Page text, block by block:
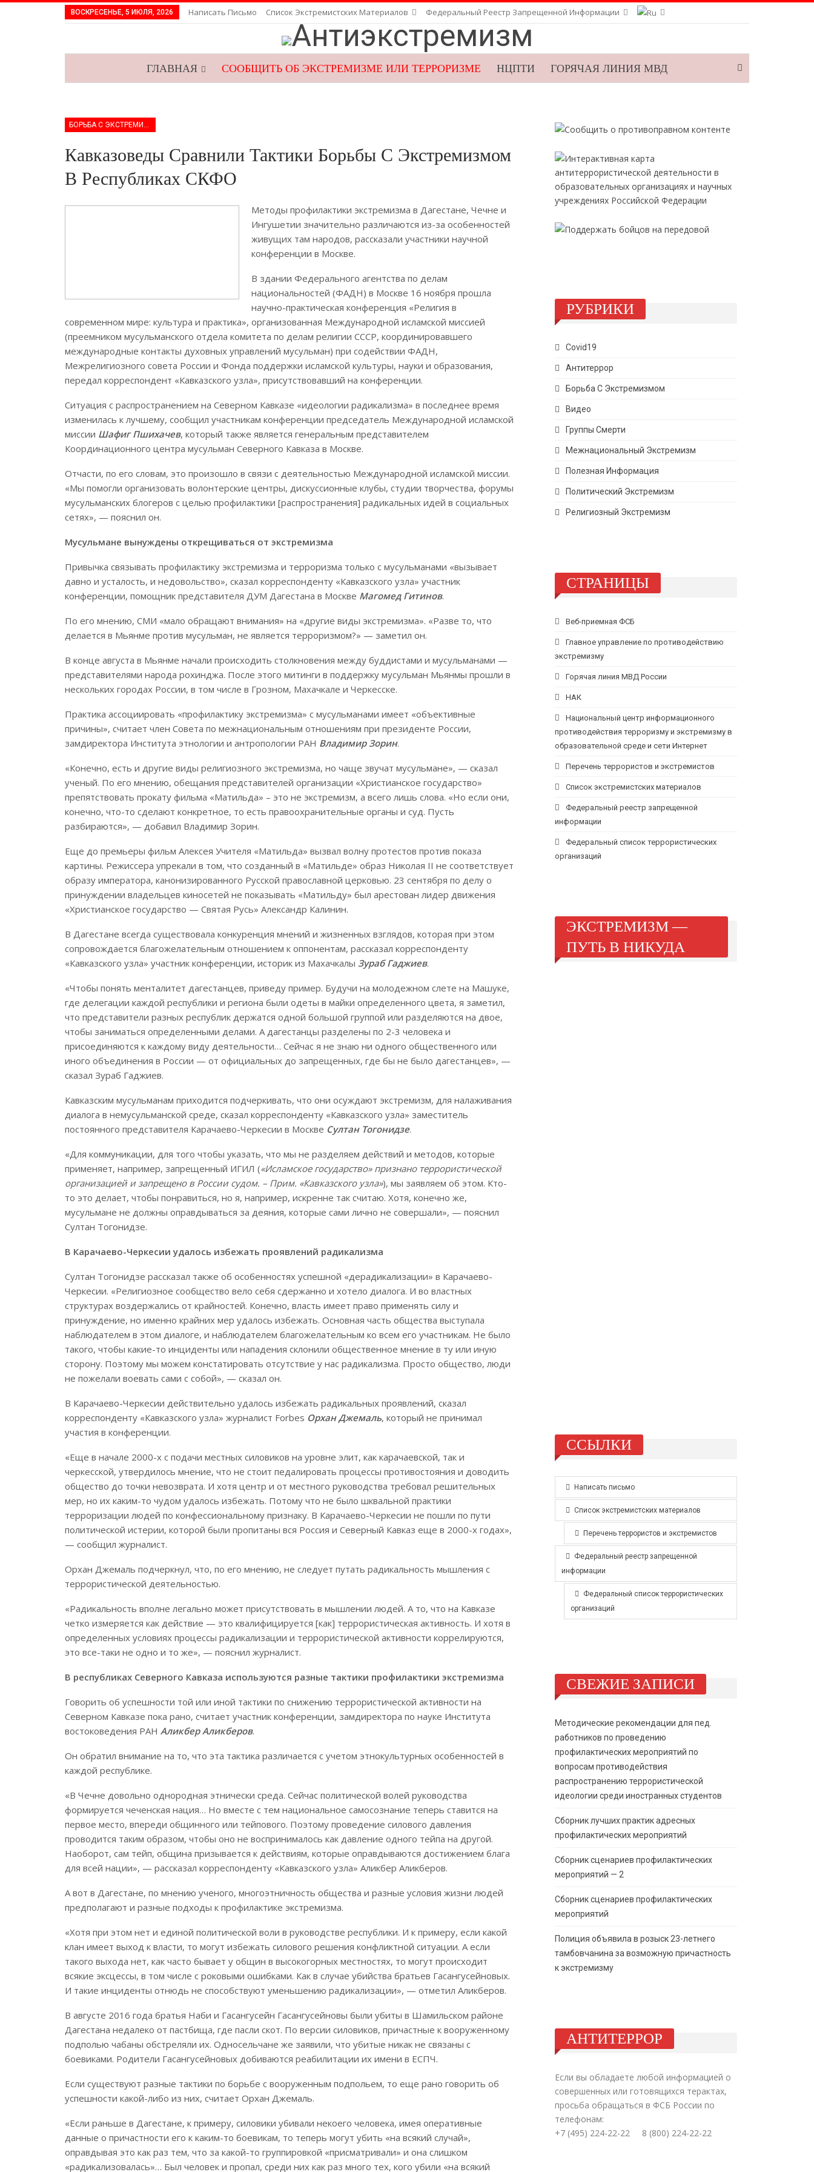
ВОСКРЕСЕНЬЕ, 5 ИЮЛЯ, 2026 Написать Письмо Список Экстремистских Материалов Федеральный Реестр Запрещенной Информации
ГЛАВНАЯ СООБЩИТЬ ОБ ЭКСТРЕМИЗМЕ ИЛИ ТЕРРОРИЗМЕ НЦПТИ ГОРЯЧАЯ ЛИНИЯ МВД
Кавказоведы Сравнили Тактики Борьбы С Экстремизмом
В Республиках СКФО
Методы профилактики экстремизма в Дагестане, Чечне и
Ингушетии значительно различаются из-за особенностей
живущих там народов, рассказали участники научной
конференции в Москве.
В здании Федерального агентства по делам
национальностей (ФАДН) в Москве 16 ноября прошла
научно-практическая конференция «Религия в
современном мире: культура и практика», организованная Международной исламской миссией
(преемником мусульманского отдела комитета по делам религии СССР, координировавшего
международные контакты духовных управлений мусульман) при содействии ФАДН,
Межрелигиозного совета России и Фонда поддержки исламской культуры, науки и образования,
передал корреспондент «Кавказского узла», присутствовавший на конференции.
Ситуация с распространением на Северном Кавказе «идеологии радикализма» в последнее время
изменилась к лучшему, сообщил участникам конференции председатель Международной исламской
миссии Шафиг Пшихачев, который также является генеральным представителем
Координационного центра мусульман Северного Кавказа в Москве.
Отчасти, по его словам, это произошло в связи с деятельностью Международной исламской миссии.
«Мы помогли организовать волонтерские центры, дискуссионные клубы, студии творчества, форумы
мусульманских блогеров с целью профилактики [распространения] радикальных идей в социальных
сетях», — пояснил он.
Мусульмане вынуждены открещиваться от экстремизма
Привычка связывать профилактику экстремизма и терроризма только с мусульманами «вызывает
давно и усталость, и недовольство», сказал корреспонденту «Кавказского узла» участник
конференции, помощник представителя ДУМ Дагестана в Москве Магомед Гитинов.
По его мнению, СМИ «мало обращают внимания» на «другие виды экстремизма». «Разве то, что
делается в Мьянме против мусульман, не является терроризмом?» — заметил он.
В конце августа в Мьянме начали происходить столкновения между буддистами и мусульманами —
представителями народа рохинджа. После этого митинги в поддержку мусульман Мьянмы прошли в
нескольких городах России, в том числе в Грозном, Махачкале и Черкесске.
Практика ассоциировать «профилактику экстремизма» с мусульманами имеет «объективные
причины», считает член Совета по межнациональным отношениям при президенте России,
замдиректора Института этнологии и антропологии РАН Владимир Зорин.
«Конечно, есть и другие виды религиозного экстремизма, но чаще звучат мусульмане», — сказал
ученый. По его мнению, обещания представителей организации «Христианское государство»
препятствовать прокату фильма «Матильда» – это не экстремизм, а всего лишь слова. «Но если они,
конечно, что-то сделают конкретное, то есть правоохранительные органы и суд. Пусть
разбираются», — добавил Владимир Зорин.
Еще до премьеры фильм Алексея Учителя «Матильда» вызвал волну протестов против показа
картины. Режиссера упрекали в том, что созданный в «Матильде» образ Николая II не соответствует
образу императора, канонизированного Русской православной церковью. 23 сентября по делу о
принуждении владельцев киносетей не показывать «Матильду» был арестован лидер движения
«Христианское государство — Святая Русь» Александр Калинин.
В Дагестане всегда существовала конкуренция мнений и жизненных взглядов, которая при этом
сопровождается благожелательным отношением к оппонентам, рассказал корреспонденту
«Кавказского узла» участник конференции, историк из Махачкалы Зураб Гаджиев.
«Чтобы понять менталитет дагестанцев, приведу пример. Будучи на молодежном слете на Машуке,
где делегации каждой республики и региона были одеты в майки определенного цвета, я заметил,
что представители разных республик держатся одной большой группой или разделяются на двое,
чтобы заниматься определенными делами. А дагестанцы разделены по 2-3 человека и
присоединяются к каждому виду деятельности… Сейчас я не знаю ни одного общественного или
иного объединения в России — от официальных до запрещенных, где бы не было дагестанцев», —
сказал Зураб Гаджиев.
Кавказским мусульманам приходится подчеркивать, что они осуждают экстремизм, для налаживания
диалога в немусульманской среде, сказал корреспонденту «Кавказского узла» заместитель
постоянного представителя Карачаево-Черкесии в Москве Султан Тогонидзе.
«Для коммуникации, для того чтобы указать, что мы не разделяем действий и методов, которые
применяет, например, запрещенный ИГИЛ («Исламское государство» признано террористической
организацией и запрещено в России судом. – Прим. «Кавказского узла»), мы заявляем об этом. Кто-
то это делает, чтобы понравиться, но я, например, искренне так считаю. Хотя, конечно же,
мусульмане не должны оправдываться за деяния, которые сами лично не совершали», — пояснил
Султан Тогонидзе.
В Карачаево-Черкесии удалось избежать проявлений радикализма
Султан Тогонидзе рассказал также об особенностях успешной «дерадикализации» в Карачаево-
Черкесии. «Религиозное сообщество вело себя сдержанно и хотело диалога. И во властных
структурах воздержались от крайностей. Конечно, власть имеет право применять силу и
принуждение, но именно крайних мер удалось избежать. Основная часть общества выступала
наблюдателем в этом диалоге, и наблюдателем благожелательным ко всем его участникам. Не было
такого, чтобы какие-то инциденты или нападения склонили общественное мнение в ту или иную
сторону. Поэтому мы можем констатировать отсутствие у нас радикализма. Просто общество, люди
не пожелали воевать сами с собой», — сказал он.
В Карачаево-Черкесии действительно удалось избежать радикальных проявлений, сказал
корреспонденту «Кавказского узла» журналист Forbes Орхан Джемаль, который не принимал
участия в конференции.
«Еще в начале 2000-х с подачи местных силовиков на уровне элит, как карачаевской, так и
черкесской, утвердилось мнение, что не стоит педалировать процессы противостояния и доводить
общество до точки невозврата. И хотя центр и от местного руководства требовал решительных
мер, но их каким-то чудом удалось избежать. Потому что не было шквальной практики
терроризации людей по конфессиональному признаку. В Карачаево-Черкесии не пошли по пути
политической истерии, которой были пропитаны вся Россия и Северный Кавказ еще в 2000-х годах»,
— сообщил журналист.
Орхан Джемаль подчеркнул, что, по его мнению, не следует путать радикальность мышления с
террористической деятельностью.
«Радикальность вполне легально может присутствовать в мышлении людей. А то, что на Кавказе
четко измеряется как действие — это квалифицируется [как] террористическая активность. И хотя в
определенных условиях процессы радикализации и террористической активности коррелируются,
это все-таки не одно и то же», — пояснил журналист.
В республиках Северного Кавказа используются разные тактики профилактики экстремизма
Говорить об успешности той или иной тактики по снижению террористической активности на
Северном Кавказе пока рано, считает участник конференции, замдиректора по науке Института
востоковедения РАН Аликбер Аликберов.
Он обратил внимание на то, что эта тактика различается с учетом этнокультурных особенностей в
каждой республике.
«В Чечне довольно однородная этнически среда. Сейчас политической волей руководства
формируется чеченская нация… Но вместе с тем национальное самосознание теперь ставится на
первое место, впереди общинного или тейпового. Поэтому проведение силового давления
проводится таким образом, чтобы оно не воспринималось как давление одного тейпа на другой.
Наоборот, сам тейп, община призывается к действиям, которые оправдываются достижением блага
для всей нации», — рассказал корреспонденту «Кавказского узла» Аликбер Аликберов.
А вот в Дагестане, по мнению ученого, многоэтничность общества и разные условия жизни людей
предполагают и разные подходы к профилактике экстремизма.
«Хотя при этом нет и единой политической воли в руководстве республики. И к примеру, если какой
клан имеет выход к власти, то могут избежать силового решения конфликтной ситуации. А если
такого выхода нет, как часто бывает у общин в высокогорных местностях, то могут происходит
всякие эксцессы, в том числе с роковыми ошибками. Как в случае убийства братьев Гасангусейновых.
И такие инциденты отнюдь не способствуют уменьшению радикализации», — отметил Аликберов.
В августе 2016 года братья Наби и Гасангусейн Гасангусейновы были убиты в Шамильском районе
Дагестана недалеко от пастбища, где пасли скот. По версии силовиков, причастные к вооруженному
подполью чабаны обстреляли их. Односельчане же заявили, что убитые никак не связаны с
боевиками. Родители Гасангусейновых добиваются реабилитации их имени в ЕСПЧ.
Если существуют разные тактики по борьбе с вооруженным подпольем, то еще рано говорить об
успешности какой-либо из них, считает Орхан Джемаль.
«Если раньше в Дагестане, к примеру, силовики убивали некоего человека, имея оперативные
данные о причастности его к каким-то боевикам, то теперь могут убить «на всякий случай»,
оправдывая это как раз тем, что за какой-то группировкой «присматривали» и она слишком
«радикализовалась»… Был человек и пропал, среди них как раз много тех, кого убили «на всякий
РУБРИКИ
Covid19
Антитеррор
Борьба С Экстремизмом
Видео
Группы Смерти
Межнациональный Экстремизм
Полезная Информация
Политический Экстремизм
Религиозный Экстремизм
СТРАНИЦЫ
Веб-приемная ФСБ
Главное управление по противодействию
экстремизму
Горячая линия МВД России
НАК
Национальный центр информационного
противодействия терроризму и экстремизму в
образовательной среде и сети Интернет
Перечень террористов и экстремистов
Список экстремистских материалов
Федеральный реестр запрещенной
информации
Федеральный список террористических
организаций
ЭКСТРЕМИЗМ —
ПУТЬ В НИКУДА
ССЫЛКИ
Написать письмо
Список экстремистских материалов
Перечень террористов и экстремистов
Федеральный реестр запрещенной
информации
Федеральный список террористических
организаций
СВЕЖИЕ ЗАПИСИ
Методические рекомендации для пед.
работников по проведению
профилактических мероприятий по
вопросам противодействия
распространению террористической
идеологии среди иностранных студентов
Сборник лучших практик адресных
профилактических мероприятий
Сборник сценариев профилактических
мероприятий — 2
Сборник сценариев профилактических
мероприятий
Полиция объявила в розыск 23-летнего
тамбовчанина за возможную причастность
к экстремизму
АНТИТЕРРОР
Если вы обладаете любой информацией о
совершенных или готовящихся терактах,
просьба обращаться в ФСБ России по
телефонам:
+7 (495) 224-22-22 8 (800) 224-22-22